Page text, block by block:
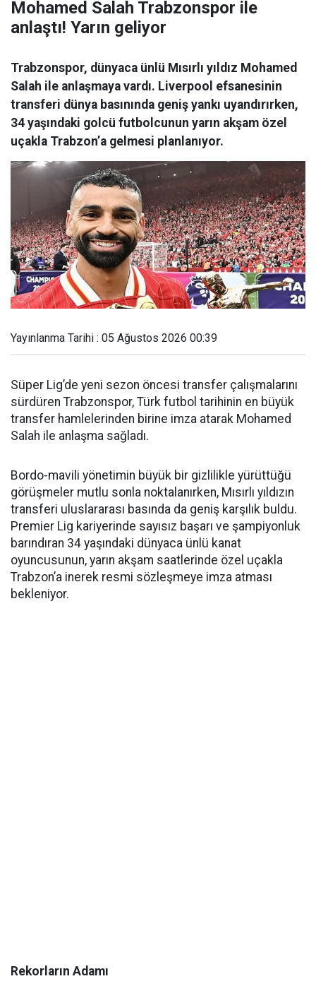
Mohamed Salah Trabzonspor ile
anlaştı! Yarın geliyor
Trabzonspor, dünyaca ünlü Mısırlı yıldız Mohamed
Salah ile anlaşmaya vardı. Liverpool efsanesinin
transferi dünya basınında geniş yankı uyandırırken,
34 yaşındaki golcü futbolcunun yarın akşam özel
uçakla Trabzon’a gelmesi planlanıyor.
Yayınlanma Tarihi : 05 Ağustos 2026 00:39
Süper Lig’de yeni sezon öncesi transfer çalışmalarını
sürdüren Trabzonspor, Türk futbol tarihinin en büyük
transfer hamlelerinden birine imza atarak Mohamed
Salah ile anlaşma sağladı.
Bordo-mavili yönetimin büyük bir gizlilikle yürüttüğü
görüşmeler mutlu sonla noktalanırken, Mısırlı yıldızın
transferi uluslararası basında da geniş karşılık buldu.
Premier Lig kariyerinde sayısız başarı ve şampiyonluk
barındıran 34 yaşındaki dünyaca ünlü kanat
oyuncusunun, yarın akşam saatlerinde özel uçakla
Trabzon’a inerek resmi sözleşmeye imza atması
bekleniyor.
Rekorların Adamı